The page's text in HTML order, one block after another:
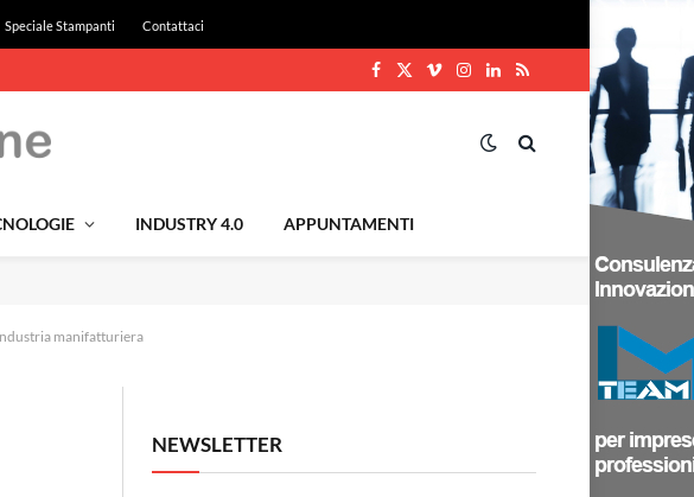
Speciale Stampanti Contattaci
Facebook
X
VimeoInstagram
LinkedIn
RSS
INDUSTRY 4.0 APPUNTAMENTI
manifatturiera
NEWSLETTER